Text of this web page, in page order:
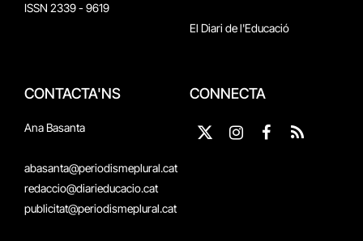
ISSN 2339 - 9619
El Diari de l'Educació
CONTACTA'NS
Ana Basanta
abasanta@periodismeplural.cat
redaccio@diarieducacio.cat
publicitat@periodismeplural.cat
CONNECTA
X
Instagram
Facebook
RSS